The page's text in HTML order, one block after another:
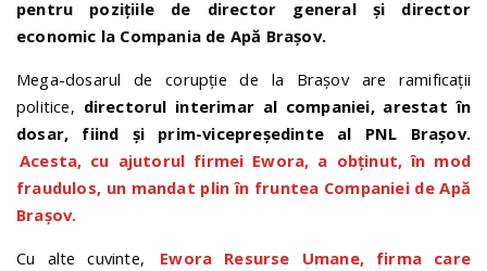
pentru pozițiile de director general și director
economic la Compania de Apă Brașov.
Mega-dosarul de corupție de la Brașov are ramificații
politice, directorul interimar al companiei, arestat în
dosar, fiind și prim-vicepreședinte al PNL Brașov.
Acesta, cu ajutorul firmei Ewora, a obținut, în mod
fraudulos, un mandat plin în fruntea Companiei de Apă
Brașov.
Cu alte cuvinte,
Ewora Resurse Umane, firma care